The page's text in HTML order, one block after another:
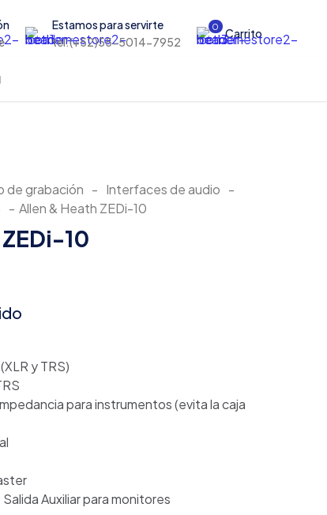
Estamos para servirte
tel:(+52)55-5014-7952
0 Carrito
de grabación - Interfaces de audio -
- Allen & Heath ZEDi-10
10
y TRS)
para instrumentos (evita la caja
Auxiliar para monitores